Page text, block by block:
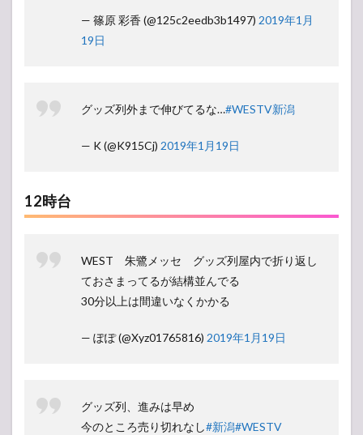
— 篠原 彩香 (@125c2eedb3b1497) 2019年1月
19日
グッズ列外まで伸びてるな…#WESTV新潟
— K (@K915Cj) 2019年1月19日
12時台
WEST 朱鷺メッセ グッズ列屋内で折り返し
ておさまってるが結構並んでる
30分以上は間違いなくかかる
— ぽぽ (@Xyz01765816) 2019年1月19日
グッズ列、進みは早め
今のところ売り切れなし#新潟#WESTV